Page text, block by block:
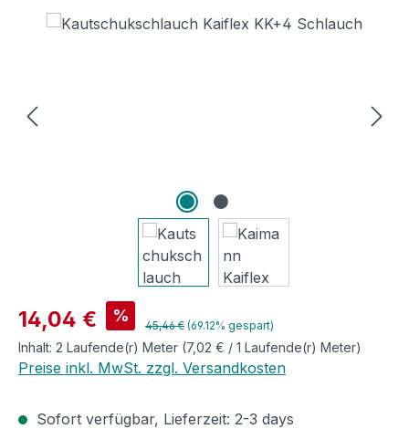
Bildergalerie überspringen
Verkaufspreis:
14,04 € % Regulärer Preis:
45,46 € (69.12% gespart)
Inhalt: 2 Laufende(r) Meter (7,02 € / 1 Laufende(r) Meter)
Preise inkl. MwSt. zzgl. Versandkosten
Sofort verfügbar, Lieferzeit: 2-3 days